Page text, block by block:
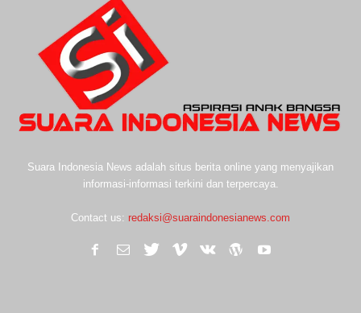
Suara Indonesia News adalah situs berita online yang menyajikan
informasi-informasi terkini dan terpercaya.
Contact us: redaksi@suaraindonesianews.com